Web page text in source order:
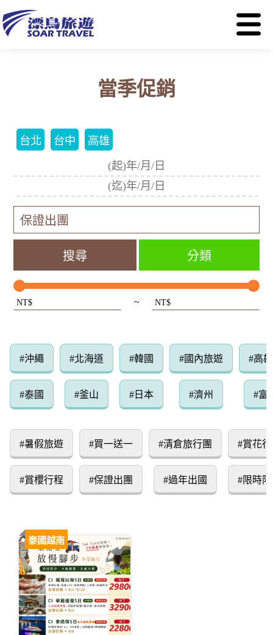
當季促銷
台北 台中 高雄
分類
NT$ ~ NT$
#沖繩
#泰國
#北海道
#釜山
#韓國
#日本
#國內旅遊
#濟州
#高
#富
#暑假旅遊
#賞櫻行程
#買一送一
#保證出團
#清倉旅行團
#過年出國
#賞花
#限時
泰國越南